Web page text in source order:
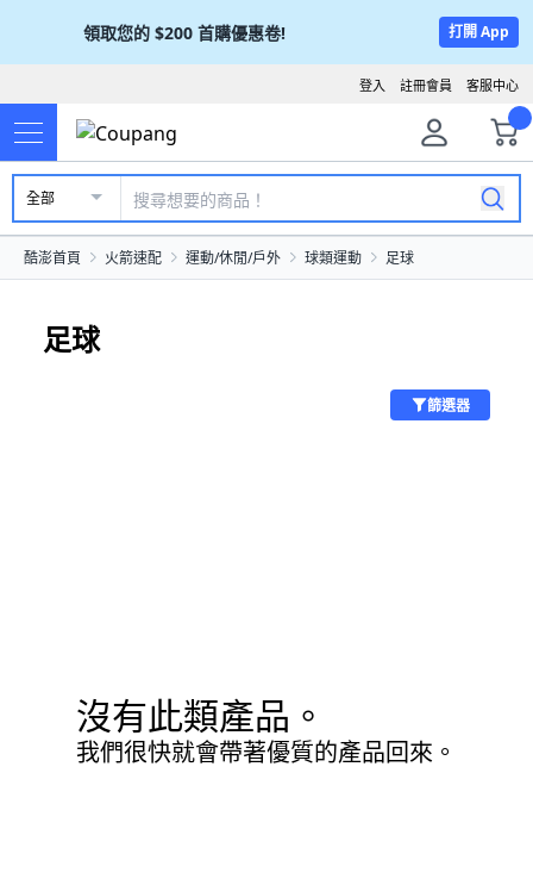
領取您的 $200 首購優惠卷! 打開 App
客服中心
註冊會員
登入
全部
酷澎首頁 火箭速配 運動/休閒/戶外 球類運動 足球
足球
篩選器
沒有此類產品。
我們很快就會帶著優質的產品回來。